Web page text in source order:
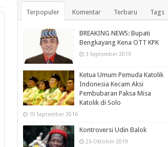
Terpopuler Komentar Terbaru Tags
BREAKING NEWS: Bupati
Bengkayang Kena OTT KPK
3 September 2019
Ketua Umum Pemuda Katolik
Indonesia Kecam Aksi
Pembubaran Paksa Misa
Katolik di Solo
10 September 2016
Kontroversi Udin Balok
26 Oktober 2019